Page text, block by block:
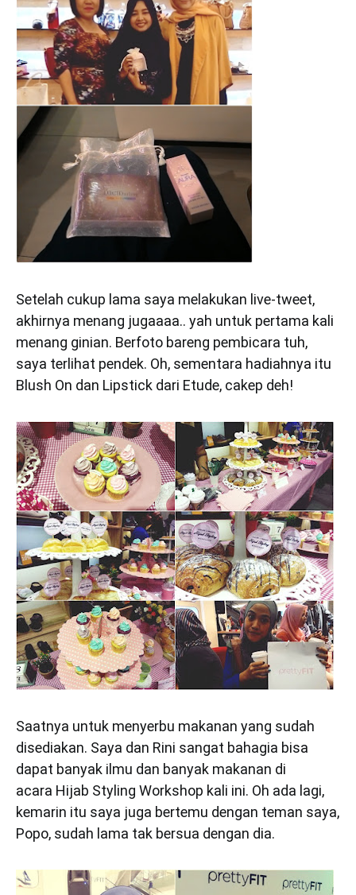
Setelah cukup lama saya melakukan live-tweet,
akhirnya menang jugaaaa.. yah untuk pertama kali
menang ginian. Berfoto bareng pembicara tuh,
saya terlihat pendek. Oh, sementara hadiahnya itu
Blush On dan Lipstick dari Etude, cakep deh!
Saatnya untuk menyerbu makanan yang sudah
disediakan. Saya dan Rini sangat bahagia bisa
dapat banyak ilmu dan banyak makanan di
acara Hijab Styling Workshop kali ini. Oh ada lagi,
kemarin itu saya juga bertemu dengan teman saya,
Popo, sudah lama tak bersua dengan dia.